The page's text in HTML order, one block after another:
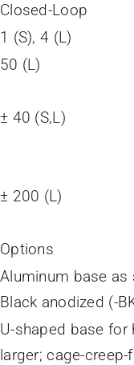
Closed-Loop
1 (S), 4 (L)
50 (L)
± 40 (S,L)
± 200 (L)
Options
Aluminum base as
Black anodized (-
U-shaped base
larger; cage-